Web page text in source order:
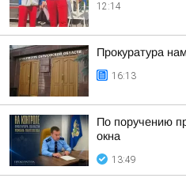
12:14
Прокуратура
16:13
По поручению
окна
13:49